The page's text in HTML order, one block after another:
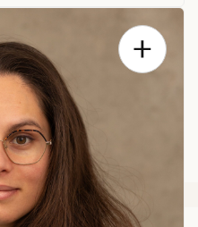
T en février 2023. Il est
et d’une maîtrise en
régional de
expériences
Mathieu met aujourd’hui
en accompagnant